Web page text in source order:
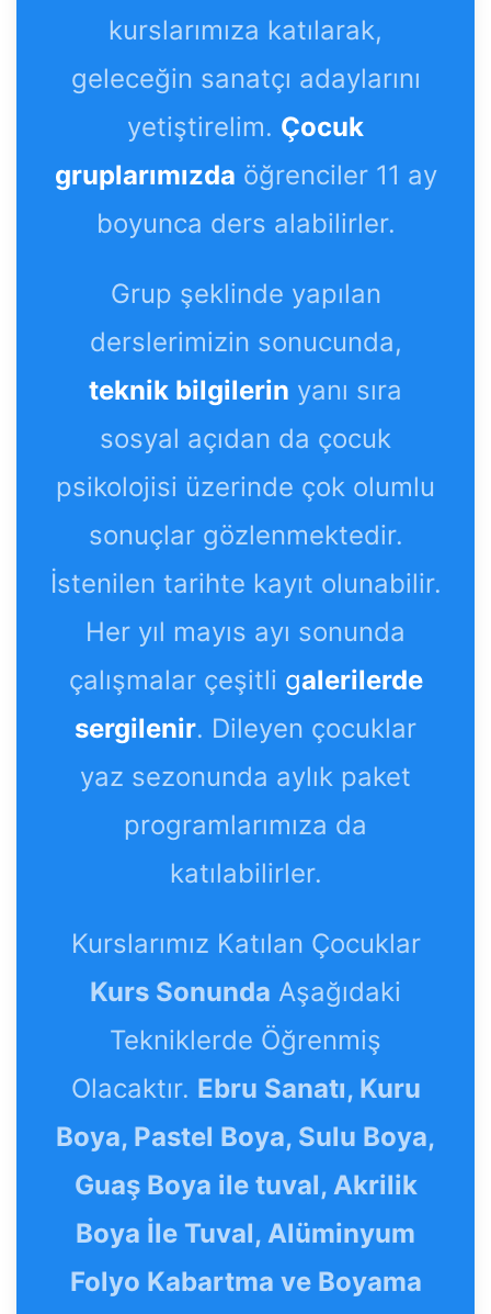
kurslarımıza katılarak,
geleceğin sanatçı adaylarını
yetiştirelim. Çocuk
gruplarımızda öğrenciler 11 ay
boyunca ders alabilirler.
Grup şeklinde yapılan
derslerimizin sonucunda,
teknik bilgilerin yanı sıra
sosyal açıdan da çocuk
psikolojisi üzerinde çok olumlu
sonuçlar gözlenmektedir.
İstenilen tarihte kayıt olunabilir.
Her yıl mayıs ayı sonunda
çalışmalar çeşitli galerilerde
sergilenir. Dileyen çocuklar
yaz sezonunda aylık paket
programlarımıza da
katılabilirler.
Kurslarımız Katılan Çocuklar
Kurs Sonunda Aşağıdaki
Tekniklerde Öğrenmiş
Olacaktır. Ebru Sanatı, Kuru
Boya, Pastel Boya, Sulu Boya,
Guaş Boya ile tuval, Akrilik
Boya İle Tuval, Alüminyum
Folyo Kabartma ve Boyama